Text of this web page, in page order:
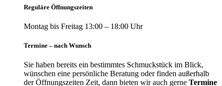
Reguläre Öffnungszeiten
Montag bis Freitag 13:00 – 18:00 Uhr
Termine – nach Wunsch
Sie haben bereits ein bestimmtes Schmuckstück im Blick,
wünschen eine persönliche Beratung oder finden außerhalb
der Öffnungszeiten Zeit, dann bieten wir auch gerne Termine